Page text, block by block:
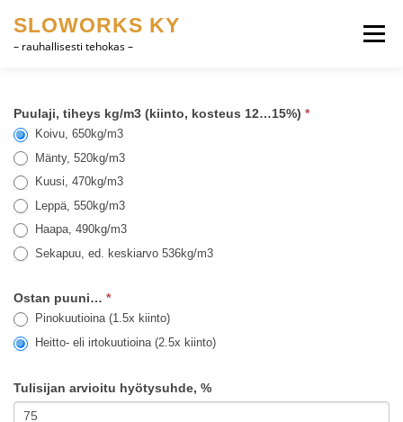
sisältöön
SLOWORKS KY
– rauhallisesti tehokas –
Valikko
HEVOSET
SUOMI
puulaskuri
Puulaji, tiheys kg/m3 (kiinto, kosteus 12…15%) *
Koivu, 650kg/m3
Mänty, 520kg/m3
Kuusi, 470kg/m3
Leppä, 550kg/m3
Haapa, 490kg/m3
Sekapuu, ed. keskiarvo 536kg/m3
Ostan puuni… *
Pinokuutioina (1.5x kiinto)
Heitto- eli irtokuutioina (2.5x kiinto)
Tulisijan arvioitu hyötysuhde, %